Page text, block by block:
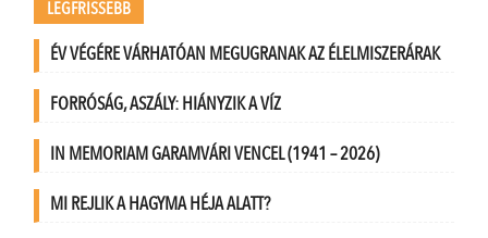
LEGFRISSEBB
ÉV VÉGÉRE VÁRHATÓAN MEGUGRANAK AZ ÉLELMISZERÁRAK
FORRÓSÁG, ASZÁLY: HIÁNYZIK A VÍZ
IN MEMORIAM GARAMVÁRI VENCEL (1941 – 2026)
MI REJLIK A HAGYMA HÉJA ALATT?